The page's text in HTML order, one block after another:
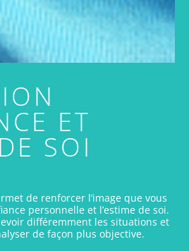
ET
SOI
de renforcer l’image que vous
personnelle et l’estime de soi.
différemment les situations et
de façon plus objective.